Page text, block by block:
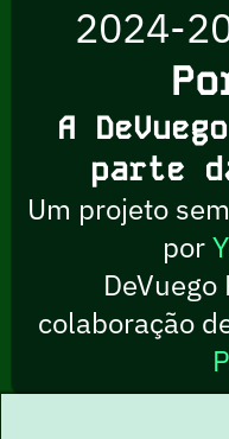
2024-
A
parte
Um projeto
por
colaboração